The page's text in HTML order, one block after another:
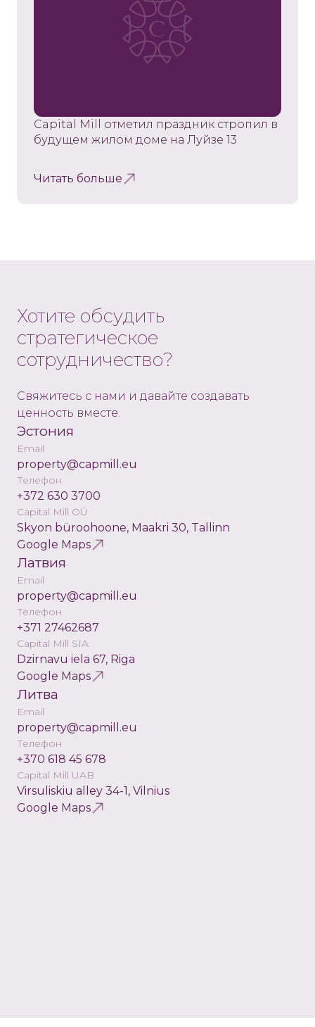
Capital Mill отметил праздник стропил в
будущем жилом доме на Луйзе 13
Читать больше
Хотите обсудить
стратегическое
сотрудничество?
Свяжитесь с нами и давайте создавать
ценность вместе.
Эстония
Email
property@capmill.eu
Телефон
+372 630 3700
Capital Mill OÜ
Skyon büroohoone, Maakri 30, Tallinn
Google Maps
Латвия
Email
property@capmill.eu
Телефон
+371 27462687
Capital Mill SIA
Dzirnavu iela 67, Riga
Google Maps
Литва
Email
property@capmill.eu
Телефон
+370 618 45 678
Capital Mill UAB
Virsuliskiu alley 34-1, Vilnius
Google Maps